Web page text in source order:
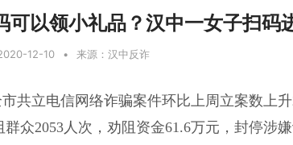
可以领小礼品？汉中一女子扫码
12-10 • 来源：汉中反诈
共立电信网络诈骗案件环比上周立案数上
众2053人次，劝阻资金61.6万元，封停涉嫌